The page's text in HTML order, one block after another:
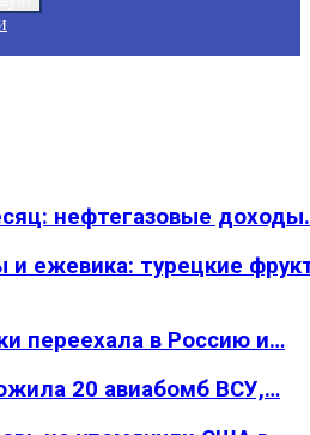
нефтегазовые
и ежевика: турецкие
переехала в Россию и…
20 авиабомб ВСУ,…